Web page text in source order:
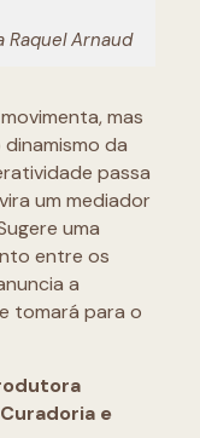
Arnaud
mas
da
passa
um mediador
uma
entre os
a
tomará para o
e